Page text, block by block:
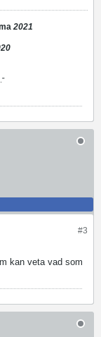
2021
#3
kan veta vad som